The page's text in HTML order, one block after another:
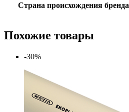
Страна происхождения бренда
Похожие товары
-30%